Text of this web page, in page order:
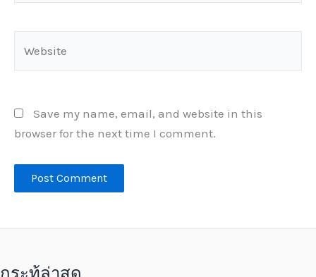
Save my name, email, and website in this
browser for the next time I comment.